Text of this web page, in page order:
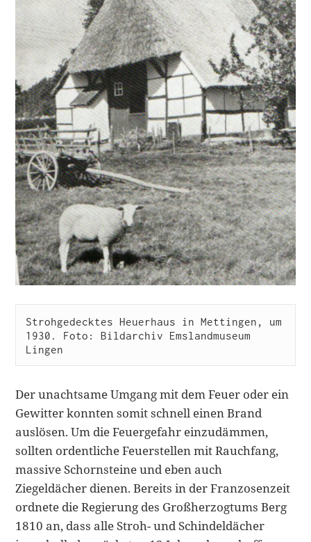
Strohgedecktes Heuerhaus in Mettingen, um
1930. Foto: Bildarchiv Emslandmuseum
Lingen
Der unachtsame Umgang mit dem Feuer oder ein
Gewitter konnten somit schnell einen Brand
auslösen. Um die Feuergefahr einzudämmen,
sollten ordentliche Feuerstellen mit Rauchfang,
massive Schornsteine und eben auch
Ziegeldächer dienen. Bereits in der Franzosenzeit
ordnete die Regierung des Großherzogtums Berg
1810 an, dass alle Stroh- und Schindeldächer